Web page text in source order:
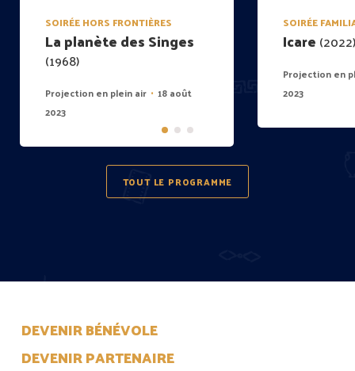
SOIRÉE HORS FRONTIÈRES
La planète des Singes
(1968)
Projection en plein air • 18 août
2023
SOIRÉE
Icare (2022)
Projection en
2023
TOUT LE PROGRAMME
DEVENIR BÉNÉVOLE
DEVENIR PARTENAIRE